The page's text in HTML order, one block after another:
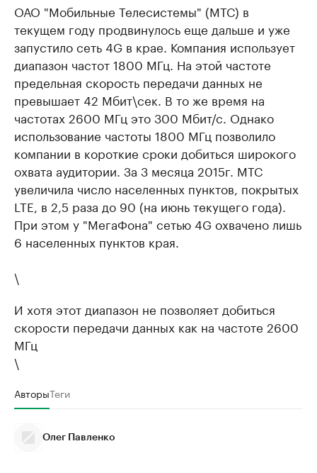
ОАО "Мобильные Телесистемы" (МТС) в
текущем году продвинулось еще дальше и уже
запустило сеть 4G в крае. Компания использует
диапазон частот 1800 МГц. На этой частоте
предельная скорость передачи данных не
превышает 42 Мбит\сек. В то же время на
частотах 2600 МГц это 300 Мбит/с. Однако
использование частоты 1800 МГц позволило
компании в короткие сроки добиться широкого
охвата аудитории. За 3 месяца 2015г. МТС
увеличила число населенных пунктов, покрытых
LTE, в 2,5 раза до 90 (на июнь текущего года).
При этом у "МегаФона" сетью 4G охвачено лишь
6 населенных пунктов края.
\
И хотя этот диапазон не позволяет добиться
скорости передачи данных как на частоте 2600
МГц
\
АвторыТеги
Олег Павленко